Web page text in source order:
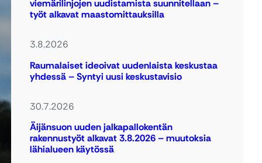
viemärilinjojen uudistamista suunnitellaan –
työt alkavat maastomittauksilla
3.8.2026
Raumalaiset ideoivat uudenlaista keskustaa
yhdessä – Syntyi uusi keskustavisio
30.7.2026
Äijänsuon uuden jalkapallokentän
rakennustyöt alkavat 3.8.2026 – muutoksia
lähialueen käytössä